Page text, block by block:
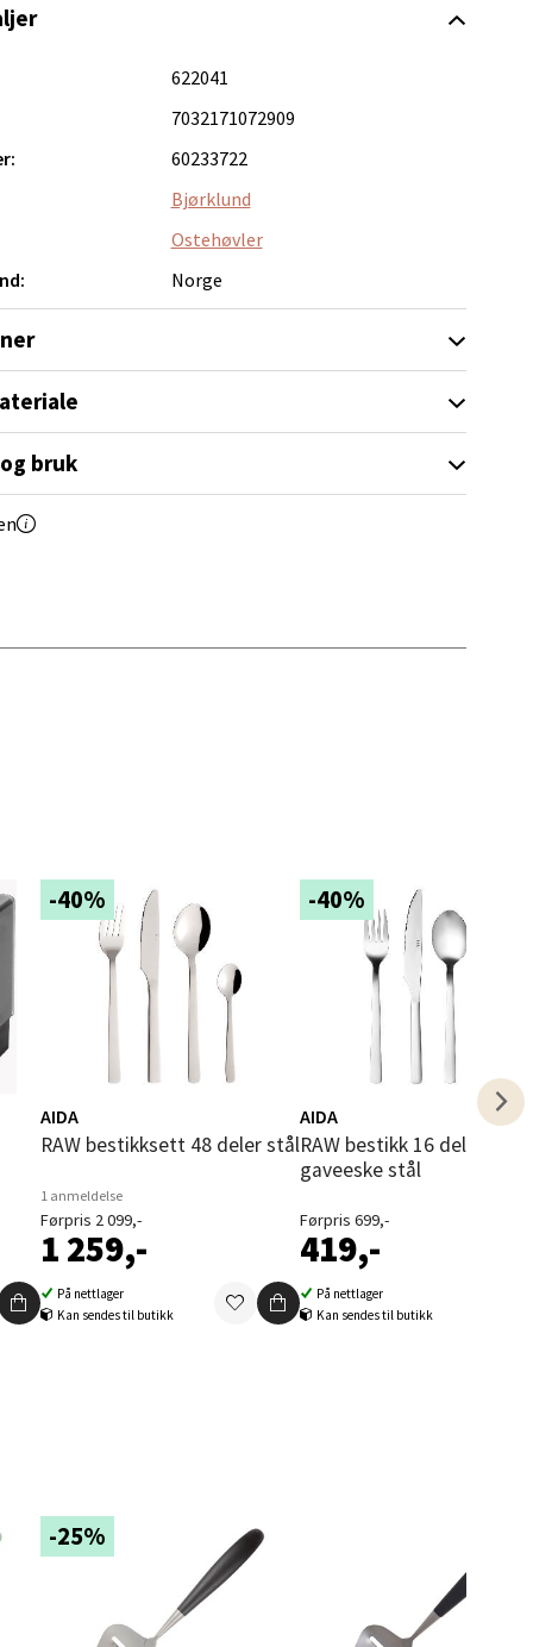
622041
7032171072909
60233722
Bjørklund
Ostehøvler
Norge
bruk
-40%
AIDA
RAW bestikksett 48 deler stål
1 anmeldelse
Førpris 2 099,-
1 259,-
På nettlager
Kan sendes til butikk
-40%
AIDA
RAW bestikk 16 deler
gaveeske stål
Førpris 699,-
419,-
På nettlager
Kan sendes til butikk
-25%